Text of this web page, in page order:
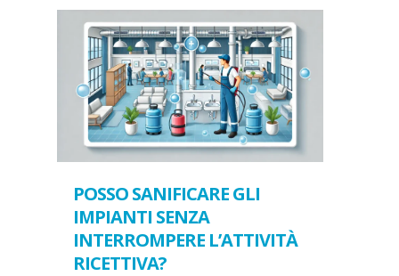
POSSO SANIFICARE GLI
IMPIANTI SENZA
INTERROMPERE L’ATTIVITÀ
RICETTIVA?